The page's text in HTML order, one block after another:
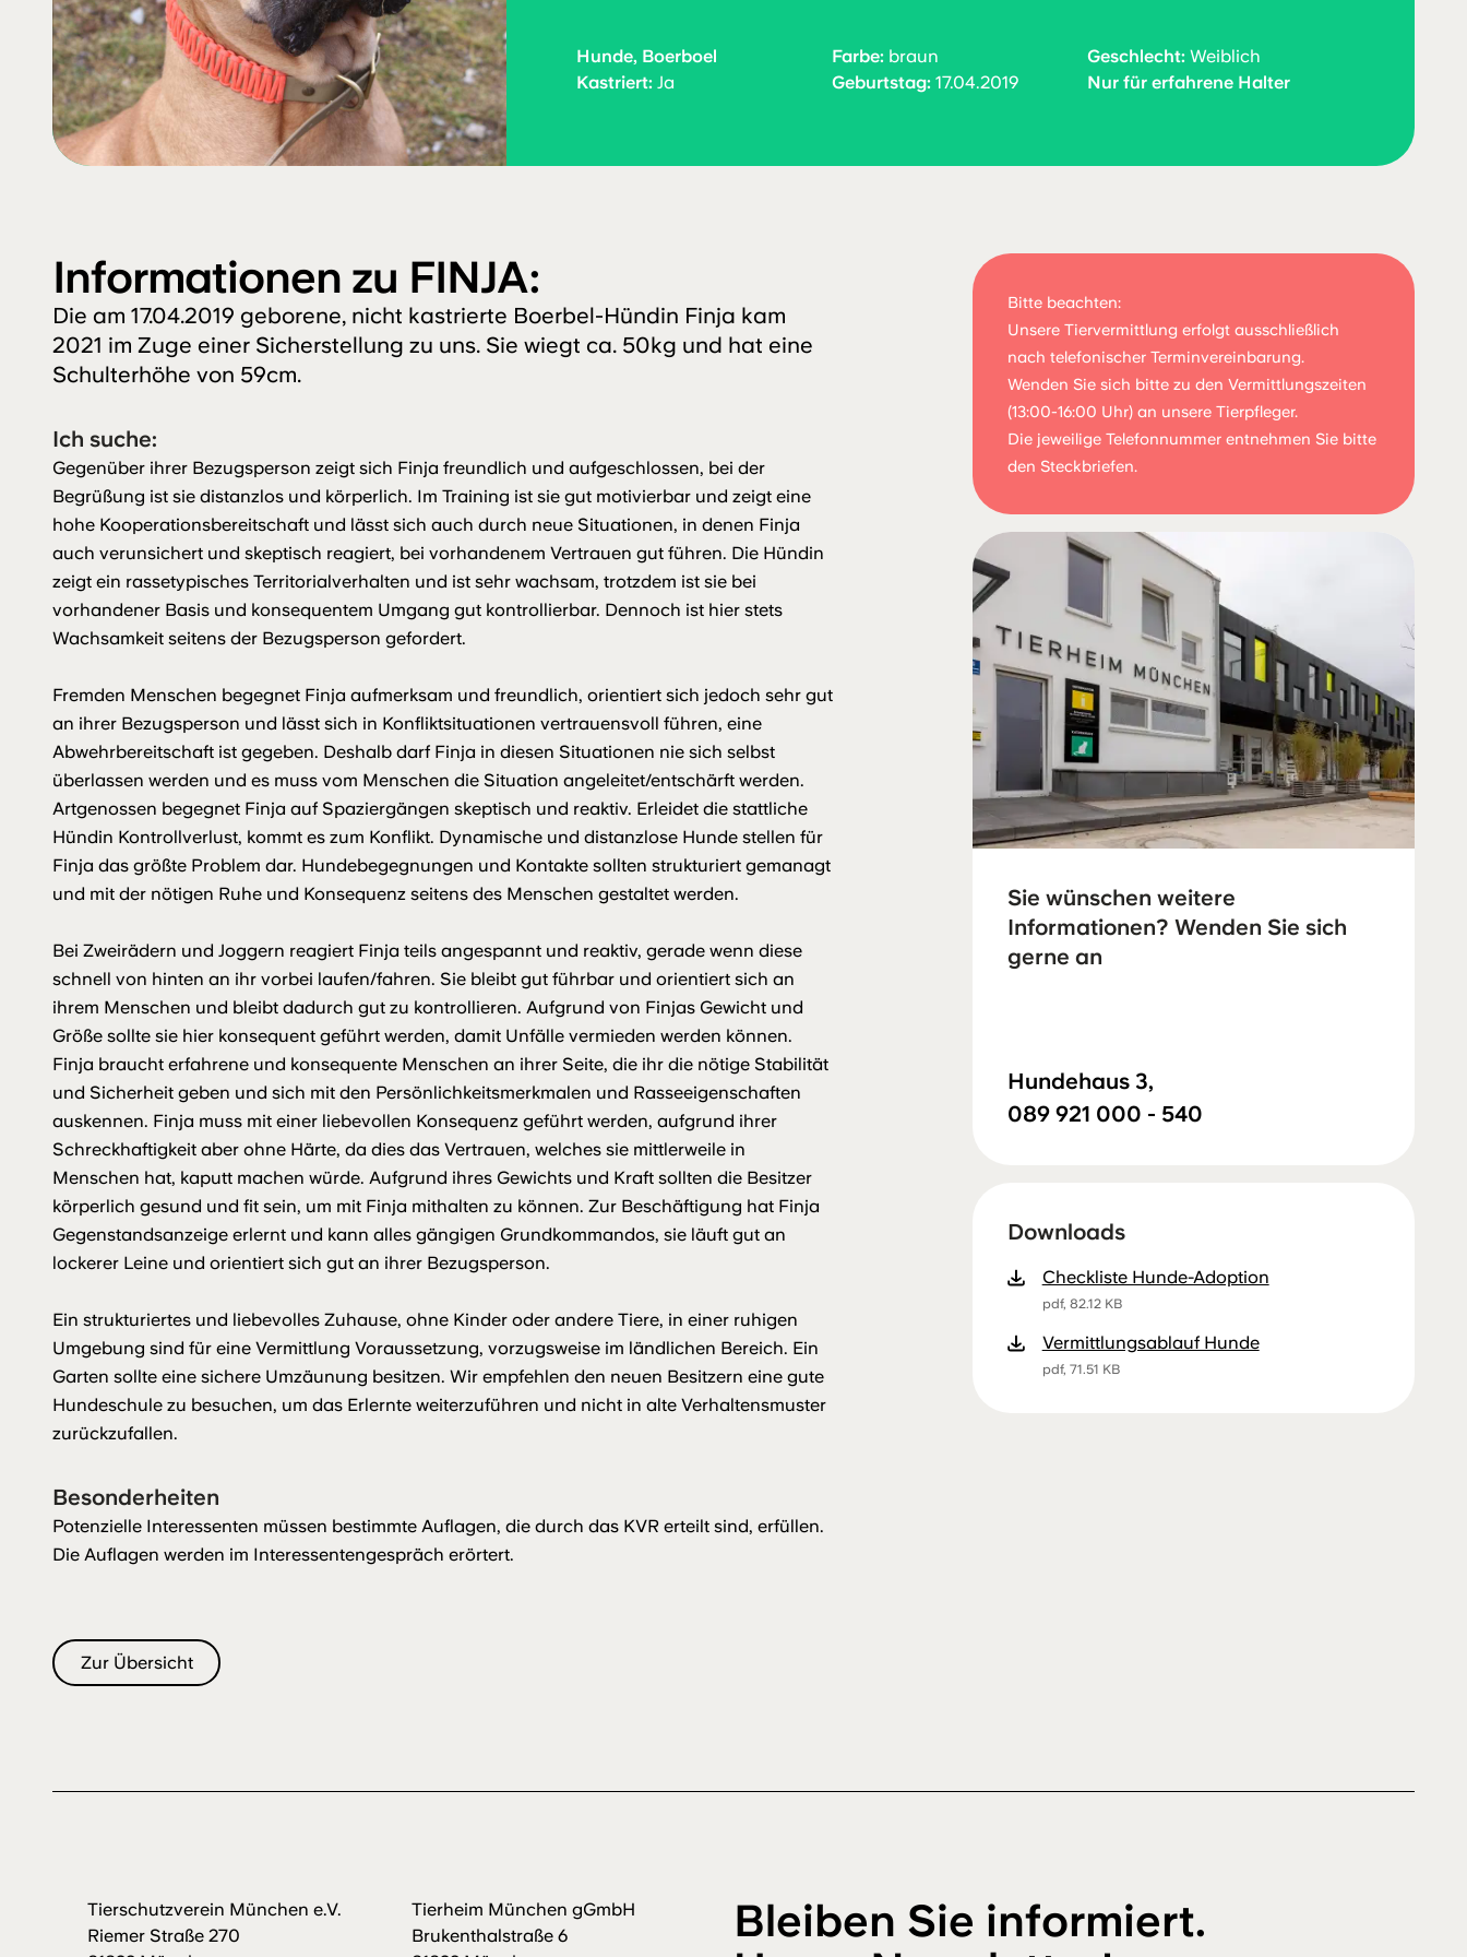
Hunde, Boerboel Farbe: braun Geschlecht: Weiblich
Kastriert: Ja Geburtstag: 17.04.2019 Nur für erfahrene Halter
Informationen zu FINJA:
Die am 17.04.2019 geborene, nicht kastrierte Boerbel-Hündin Finja kam
2021 im Zuge einer Sicherstellung zu uns. Sie wiegt ca. 50kg und hat eine
Schulterhöhe von 59cm.
Ich suche:
Gegenüber ihrer Bezugsperson zeigt sich Finja freundlich und aufgeschlossen, bei der
Begrüßung ist sie distanzlos und körperlich. Im Training ist sie gut motivierbar und zeigt eine
hohe Kooperationsbereitschaft und lässt sich auch durch neue Situationen, in denen Finja
auch verunsichert und skeptisch reagiert, bei vorhandenem Vertrauen gut führen. Die Hündin
zeigt ein rassetypisches Territorialverhalten und ist sehr wachsam, trotzdem ist sie bei
vorhandener Basis und konsequentem Umgang gut kontrollierbar. Dennoch ist hier stets
Wachsamkeit seitens der Bezugsperson gefordert.
Fremden Menschen begegnet Finja aufmerksam und freundlich, orientiert sich jedoch sehr gut
an ihrer Bezugsperson und lässt sich in Konfliktsituationen vertrauensvoll führen, eine
Abwehrbereitschaft ist gegeben. Deshalb darf Finja in diesen Situationen nie sich selbst
überlassen werden und es muss vom Menschen die Situation angeleitet/entschärft werden.
Artgenossen begegnet Finja auf Spaziergängen skeptisch und reaktiv. Erleidet die stattliche
Hündin Kontrollverlust, kommt es zum Konflikt. Dynamische und distanzlose Hunde stellen für
Finja das größte Problem dar. Hundebegegnungen und Kontakte sollten strukturiert gemanagt
und mit der nötigen Ruhe und Konsequenz seitens des Menschen gestaltet werden.
Bei Zweirädern und Joggern reagiert Finja teils angespannt und reaktiv, gerade wenn diese
schnell von hinten an ihr vorbei laufen/fahren. Sie bleibt gut führbar und orientiert sich an
ihrem Menschen und bleibt dadurch gut zu kontrollieren. Aufgrund von Finjas Gewicht und
Größe sollte sie hier konsequent geführt werden, damit Unfälle vermieden werden können.
Finja braucht erfahrene und konsequente Menschen an ihrer Seite, die ihr die nötige Stabilität
und Sicherheit geben und sich mit den Persönlichkeitsmerkmalen und Rasseeigenschaften
auskennen. Finja muss mit einer liebevollen Konsequenz geführt werden, aufgrund ihrer
Schreckhaftigkeit aber ohne Härte, da dies das Vertrauen, welches sie mittlerweile in
Menschen hat, kaputt machen würde. Aufgrund ihres Gewichts und Kraft sollten die Besitzer
körperlich gesund und fit sein, um mit Finja mithalten zu können. Zur Beschäftigung hat Finja
Gegenstandsanzeige erlernt und kann alles gängigen Grundkommandos, sie läuft gut an
lockerer Leine und orientiert sich gut an ihrer Bezugsperson.
Ein strukturiertes und liebevolles Zuhause, ohne Kinder oder andere Tiere, in einer ruhigen
Umgebung sind für eine Vermittlung Voraussetzung, vorzugsweise im ländlichen Bereich. Ein
Garten sollte eine sichere Umzäunung besitzen. Wir empfehlen den neuen Besitzern eine gute
Hundeschule zu besuchen, um das Erlernte weiterzuführen und nicht in alte Verhaltensmuster
zurückzufallen.
Besonderheiten
Potenzielle Interessenten müssen bestimmte Auflagen, die durch das KVR erteilt sind, erfüllen.
Die Auflagen werden im Interessentengespräch erörtert.
Zur Übersicht
Bitte beachten:
Unsere Tiervermittlung erfolgt ausschließlich
nach telefonischer Terminvereinbarung.
Wenden Sie sich bitte zu den Vermittlungszeiten
(13:00-16:00 Uhr) an unsere Tierpfleger.
Die jeweilige Telefonnummer entnehmen Sie bitte
den Steckbriefen.
Sie wünschen weitere
Informationen? Wenden Sie sich
gerne an
Hundehaus 3,
089 921 000 - 540
Downloads
Checkliste Hunde-Adoption
pdf, 82.12 KB
Vermittlungsablauf Hunde
pdf, 71.51 KB
Tierschutzverein München e.V.
Riemer Straße 270
Tierheim München gGmbH
Brukenthalstraße 6
Bleiben Sie informiert.